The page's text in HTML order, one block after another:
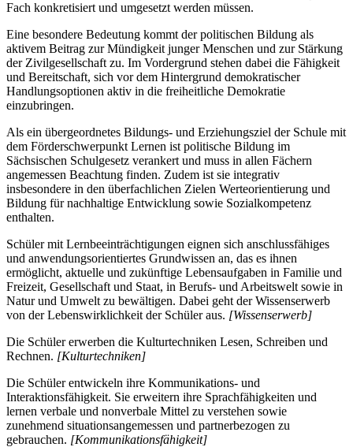
Fach konkretisiert und umgesetzt werden müssen.
Eine besondere Bedeutung kommt der politischen Bildung als
aktivem Beitrag zur Mündigkeit junger Menschen und zur Stärkung
der Zivilgesellschaft zu. Im Vordergrund stehen dabei die Fähigkeit
und Bereitschaft, sich vor dem Hintergrund demokratischer
Handlungsoptionen aktiv in die freiheitliche Demokratie
einzubringen.
Als ein übergeordnetes Bildungs- und Erziehungsziel der Schule mit
dem Förderschwerpunkt Lernen ist politische Bildung im
Sächsischen Schulgesetz verankert und muss in allen Fächern
angemessen Beachtung finden. Zudem ist sie integrativ
insbesondere in den überfachlichen Zielen Werteorientierung und
Bildung für nachhaltige Entwicklung sowie Sozialkompetenz
enthalten.
Schüler mit Lernbeeinträchtigungen eignen sich anschlussfähiges
und anwendungsorientiertes Grundwissen an, das es ihnen
ermöglicht, aktuelle und zukünftige Lebensaufgaben in Familie und
Freizeit, Gesellschaft und Staat, in Berufs- und Arbeitswelt sowie in
Natur und Umwelt zu bewältigen. Dabei geht der Wissenserwerb
von der Lebenswirklichkeit der Schüler aus. [Wissenserwerb]
Die Schüler erwerben die Kulturtechniken Lesen, Schreiben und
Rechnen. [Kulturtechniken]
Die Schüler entwickeln ihre Kommunikations- und
Interaktionsfähigkeit. Sie erweitern ihre Sprachfähigkeiten und
lernen verbale und nonverbale Mittel zu verstehen sowie
zunehmend situationsangemessen und partnerbezogen zu
gebrauchen. [Kommunikationsfähigkeit]